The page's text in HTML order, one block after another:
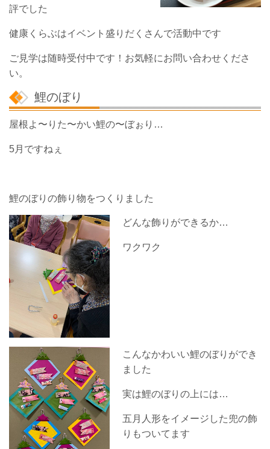
評でした
健康くらぶはイベント盛りだくさんで活動中です
ご見学は随時受付中です！お気軽にお問い合わせくださ
い。
鯉のぼり
屋根よ〜りた〜かい鯉の〜ぼぉり…
5月ですねぇ
鯉のぼりの飾り物をつくりました
どんな飾りができるか…
ワクワク
こんなかわいい鯉のぼりができ
ました
実は鯉のぼりの上には…
五月人形をイメージした兜の飾
りもついてます